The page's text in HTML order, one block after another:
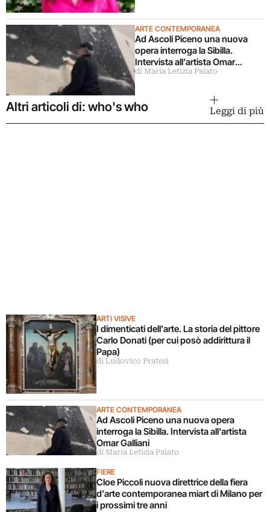
ARTE CONTEMPORANEA
Ad Ascoli Piceno una nuova
opera interroga la Sibilla.
Intervista all’artista Omar
Galliani
di Maria Letizia Paiato
Altri articoli di: who's who Leggi di più
ARTI VISIVE
I dimenticati dell’arte. La storia del pittore
Carlo Donati (per cui posò addirittura il
Papa)
di Ludovico Pratesi
ARTE CONTEMPORANEA
Ad Ascoli Piceno una nuova opera
interroga la Sibilla. Intervista all’artista
Omar Galliani
di Maria Letizia Paiato
FIERE
Cloe Piccoli nuova direttrice della fiera
d’arte contemporanea miart di Milano per
i prossimi tre anni